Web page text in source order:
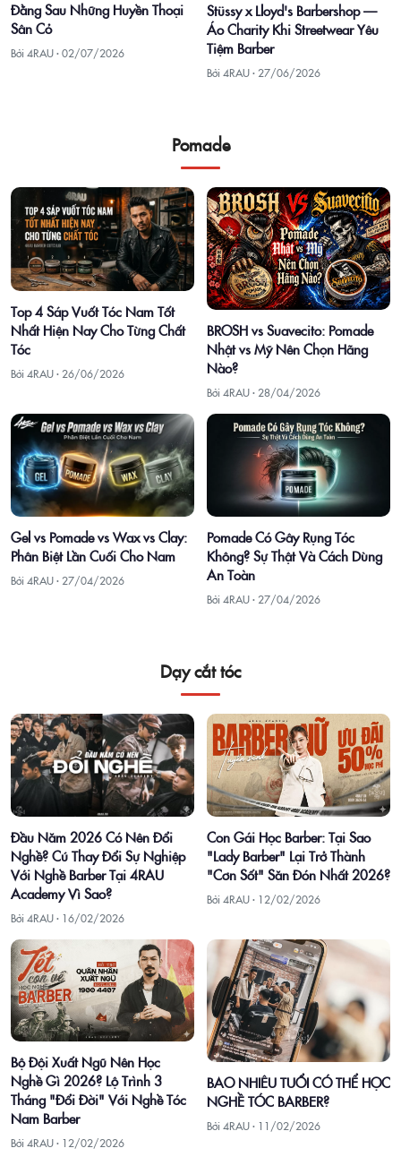
Đằng Sau Những Huyền Thoại
Sân Cỏ
Bởi 4RAU ·02/07/2026
Stüssy x Lloyd's Barbershop —
Áo Charity Khi Streetwear Yêu
Tiệm Barber
Bởi 4RAU · 27/06/2026
Pomade
Top 4 Sáp Vuốt Tóc Nam Tốt
Nhất Hiện Nay Cho Từng Chất
Tóc
Bởi 4RAU · 26/06/2026
BROSH vs Suavecito: Pomade
Nhật vs Mỹ Nên Chọn Hãng
Nào?
Bởi 4RAU · 28/04/2026
Gel vs Pomade vs Wax vs Clay:
Phân Biệt Lần Cuối Cho Nam
Bởi 4RAU · 27/04/2026
Pomade Có Gây Rụng Tóc
Không? Sự Thật Và Cách Dùng
An Toàn
Bởi 4RAU · 27/04/2026
Dạy cắt tóc
Đầu Năm 2026 Có Nên Đổi
Nghề? Cú Thay Đổi Sự Nghiệp
Với Nghề Barber Tại 4RAU
Academy Vì Sao?
Bởi 4RAU · 16/02/2026
Con Gái Học Barber: Tại Sao
"Lady Barber" Lại Trở Thành
"Cơn Sốt" Săn Đón Nhất 2026?
Bởi 4RAU · 12/02/2026
Bộ Đội Xuất Ngũ Nên Học
Nghề Gì 2026? Lộ Trình 3
Tháng "Đổi Đời" Với Nghề Tóc
Nam Barber
Bởi 4RAU · 12/02/2026
BAO NHIÊU TUỔI CÓ THỂ HỌC
NGHỀ TÓC BARBER?
Bởi 4RAU · 11/02/2026